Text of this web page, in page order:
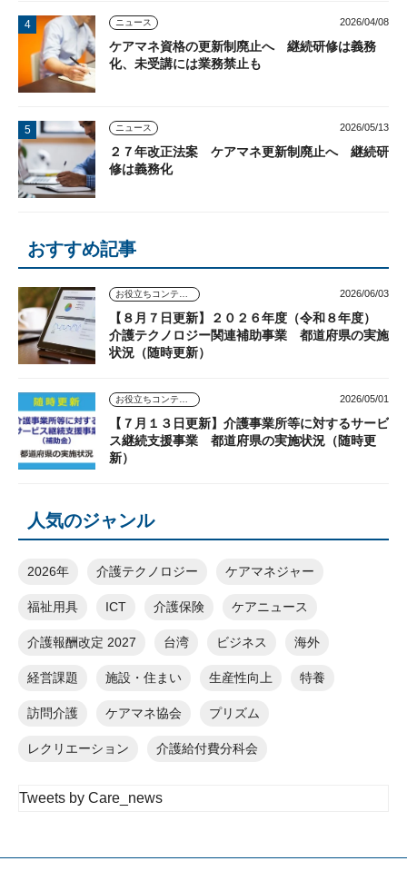
ニュース 2026/04/08
ケアマネ資格の更新制廃止へ 継続研修は義務
化、未受講には業務禁止も
ニュース 2026/05/13
２７年改正法案 ケアマネ更新制廃止へ 継続研
修は義務化
おすすめ記事
お役立ちコンテンツ 2026/06/03
【８月７日更新】２０２６年度（令和８年度）
介護テクノロジー関連補助事業 都道府県の実施
状況（随時更新）
お役立ちコンテンツ 2026/05/01
【７月１３日更新】介護事業所等に対するサービ
ス継続支援事業 都道府県の実施状況（随時更
新）
人気のジャンル
2026年 介護テクノロジー ケアマネジャー
福祉用具 ICT 介護保険 ケアニュース
介護報酬改定 2027 台湾 ビジネス 海外
経営課題 施設・住まい 生産性向上 特養
訪問介護 ケアマネ協会 プリズム
レクリエーション 介護給付費分科会
Tweets by Care_news